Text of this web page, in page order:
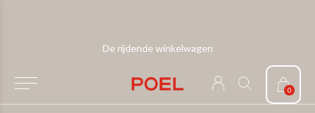
0
De rijdende winkelwagen